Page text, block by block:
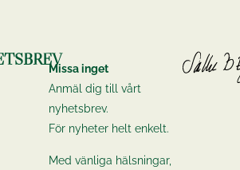
Missa inget
Anmäl dig till vårt
nyhetsbrev.
För nyheter helt enkelt.
Med vänliga hälsningar,